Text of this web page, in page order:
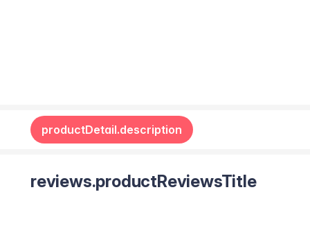
productDetail.description
reviews.productReviewsTitle